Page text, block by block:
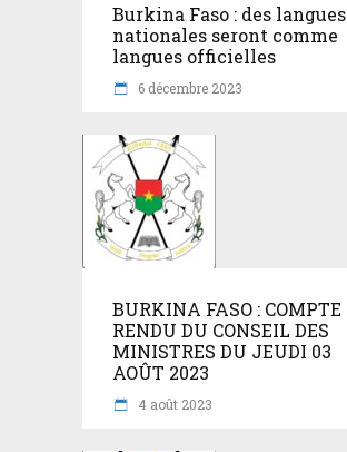
Burkina Faso : des langues
nationales seront comme
langues officielles
6 décembre 2023
BURKINA FASO : COMPTE
RENDU DU CONSEIL DES
MINISTRES DU JEUDI 03
AOÛT 2023
4 août 2023